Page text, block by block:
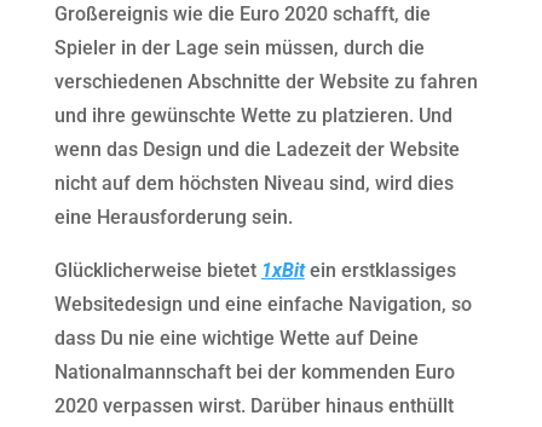
Großereignis wie die Euro 2020 schafft, die
Spieler in der Lage sein müssen, durch die
verschiedenen Abschnitte der Website zu fahren
und ihre gewünschte Wette zu platzieren. Und
wenn das Design und die Ladezeit der Website
nicht auf dem höchsten Niveau sind, wird dies
eine Herausforderung sein.
Glücklicherweise bietet 1xBitein erstklassiges
Websitedesign und eine einfache Navigation, so
dass Du nie eine wichtige Wette auf Deine
Nationalmannschaft bei der kommenden Euro
2020 verpassen wirst. Darüber hinaus enthüllt